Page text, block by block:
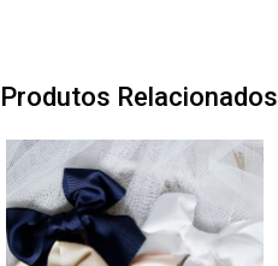
Produtos Relacionados